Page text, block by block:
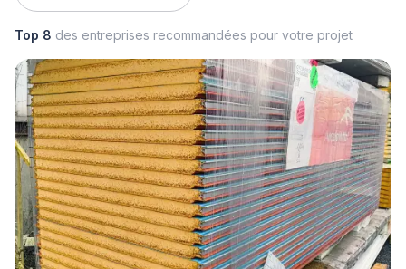
Top 8 des entreprises recommandées pour votre projet